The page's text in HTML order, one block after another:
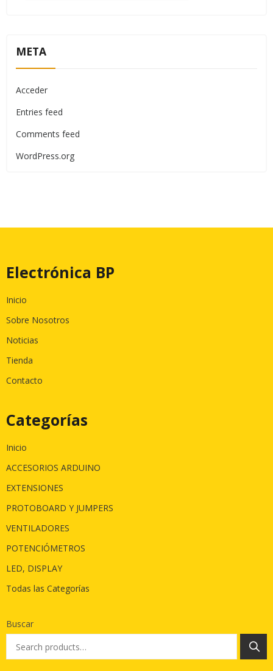
META
Acceder
Entries feed
Comments feed
WordPress.org
Electrónica BP
Inicio
Sobre Nosotros
Noticias
Tienda
Contacto
Categorías
Inicio
ACCESORIOS ARDUINO
EXTENSIONES
PROTOBOARD Y JUMPERS
VENTILADORES
POTENCIÓMETROS
LED, DISPLAY
Todas las Categorías
Buscar